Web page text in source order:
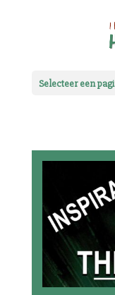
Selecteer een